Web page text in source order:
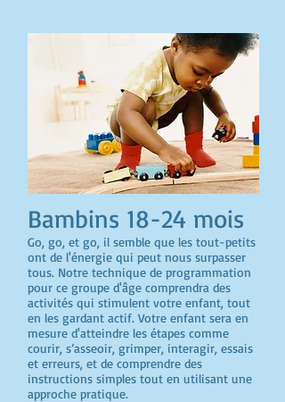
Bambins 18-24 mois
Go, go, et go, il semble que les tout-petits
ont de l'énergie qui peut nous surpasser
tous. Notre technique de programmation
pour ce groupe d'âge comprendra des
activités qui stimulent votre enfant, tout
en les gardant actif. Votre enfant sera en
mesure d'atteindre les étapes comme
courir, s’asseoir, grimper, interagir, essais
et erreurs, et de comprendre des
instructions simples tout en utilisant une
approche pratique.